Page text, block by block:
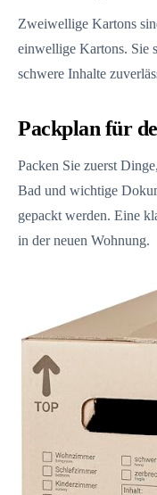
Zweiwellige Kartons
einwellige Kartons. Sie
schwere Inhalte
Packplan für
Packen Sie zuerst
Bad und wichtige
gepackt werden. Eine
in der neuen Wohnung.